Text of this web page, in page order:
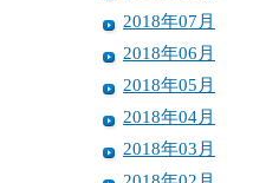
2018年07月
2018年06月
2018年05月
2018年04月
2018年03月